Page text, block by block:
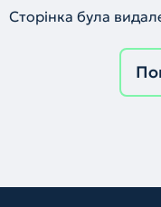
Сторінка була